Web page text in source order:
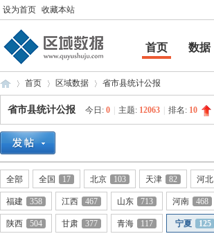
设为首页 收藏本站
首页 数据
帮助
»
首页
›
区域数据 省市县统计公报
省市县统计公报 今日: 0 主题: 12063 排名: 10
全部 全国 17 北京 103 天津 82 河北
福建 358 江西 467 山东 713 河南 468
陕西 504 甘肃 377 青海 117 宁夏 125